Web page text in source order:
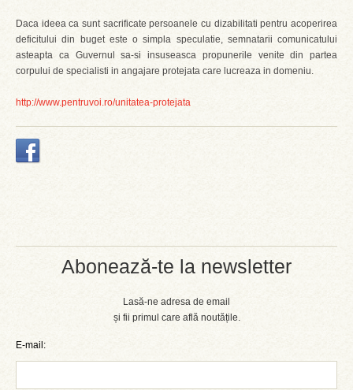
Abonează-te la newsletter
Lasă-ne adresa de email
și fii primul care află noutățile.
E-mail:
Daca ideea ca sunt sacrificate persoanele cu dizabilitati pentru acoperirea
deficitului din buget este o simpla speculatie, semnatarii comunicatului
asteapta ca Guvernul sa-si insuseasca propunerile venite din partea
corpului de specialisti in angajare protejata care lucreaza in domeniu.
http://www.pentruvoi.ro/unitatea-protejata